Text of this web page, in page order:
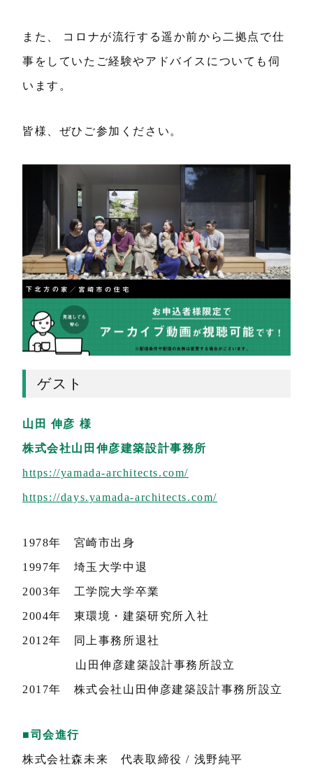
また、 コロナが流行する遥か前から二拠点で仕
事をしていたご経験やアドバイスについても伺
います。
皆様、ぜひご参加ください。
ゲスト
山田 伸彦 様
株式会社山田伸彦建築設計事務所
https://yamada-architects.com/
https://days.yamada-architects.com/
1978年 宮崎市出身
1997年 埼玉大学中退
2003年 工学院大学卒業
2004年 東環境・建築研究所入社
2012年 同上事務所退社
山田伸彦建築設計事務所設立
2017年 株式会社山田伸彦建築設計事務所設立
■司会進行
株式会社森未来 代表取締役 / 浅野純平